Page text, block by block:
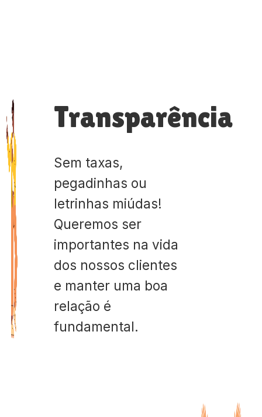
Transparência
Sem taxas,
pegadinhas ou
letrinhas miúdas!
Queremos ser
importantes na vida
dos nossos clientes
e manter uma boa
relação é
fundamental.